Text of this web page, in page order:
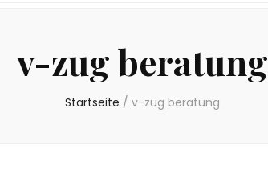
v-zug beratung
Startseite / v-zug beratung